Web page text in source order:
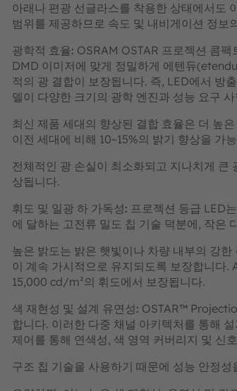
아래나 편광 선글라스를 착용한 상태에서도
범위를 제공하므로 속도 및 내비게이션 정
광학적 효율: OSRAM OSTAR 프로젝션 콤
DMD 이미저에 맞게 정밀하게 에텐듀
적의 광 결합이 보장됩니다. 즉, LED에서 방
델이 다양한 크기의 광학 엔진과 성능 요구
최신 제품 세대의 향상된 결합 효율은 더 높
이전 세대에 비해 10~15%의 밝기 향상을 가
전체적인 광 손실이 최소화되고 지나치게 큰
상됩니다.
휘도 및 일광 하 가독성: 프로젝션 등급 LED
에 달하는 고전류 밀도 칩 기술 덕분에, 작은
높은 밝도는 밝은 햇빛이나 차량 내부의 강
이 계속 가시적으로 유지되도록 보장합니다
15,000 cd/m²의 휘도에서 보장됩니다.
색 재현성 및 설계 유연성: OSTAR™
합니다. 이러한 다중 채널 아키텍처를 통해
제어를 통해 연색성, 색 영역 커버리지 및 신
구조 칩 기술을 사용하기 때문에 성능 안정